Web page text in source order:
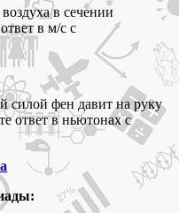
в сечении
в м/с с
силой фен давит на руку
ответ в ньютонах с